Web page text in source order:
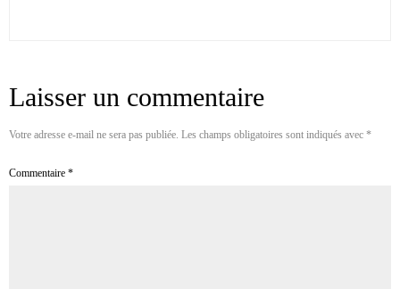
Laisser un commentaire
Votre adresse e-mail ne sera pas publiée. Les champs obligatoires sont indiqués avec *
Commentaire *